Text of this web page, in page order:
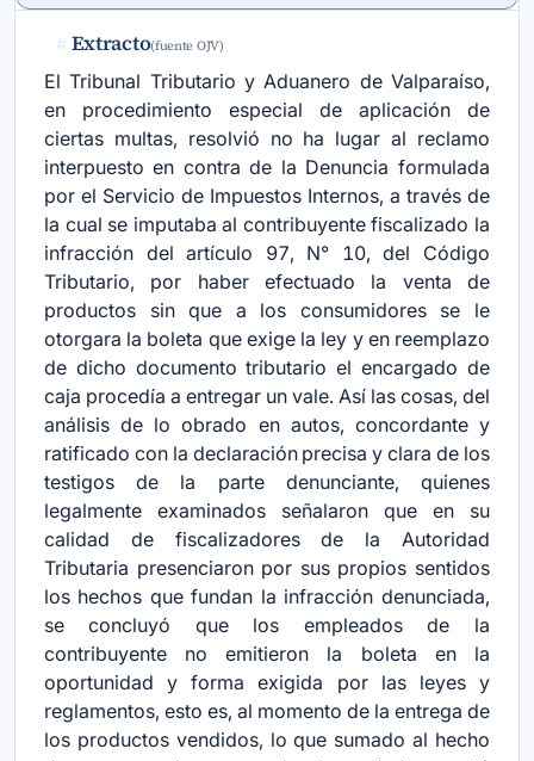
# Extracto(fuente OJV)
El Tribunal Tributario y Aduanero de Valparaíso,
en procedimiento especial de aplicación de
ciertas multas, resolvió no ha lugar al reclamo
interpuesto en contra de la Denuncia formulada
por el Servicio de Impuestos Internos, a través de
la cual se imputaba al contribuyente fiscalizado la
infracción del artículo 97, N° 10, del Código
Tributario, por haber efectuado la venta de
productos sin que a los consumidores se le
otorgara la boleta que exige la ley y en reemplazo
de dicho documento tributario el encargado de
caja procedía a entregar un vale. Así las cosas, del
análisis de lo obrado en autos, concordante y
ratificado con la declaración precisa y clara de los
testigos de la parte denunciante, quienes
legalmente examinados señalaron que en su
calidad de fiscalizadores de la Autoridad
Tributaria presenciaron por sus propios sentidos
los hechos que fundan la infracción denunciada,
se concluyó que los empleados de la
contribuyente no emitieron la boleta en la
oportunidad y forma exigida por las leyes y
reglamentos, esto es, al momento de la entrega de
los productos vendidos, lo que sumado al hecho